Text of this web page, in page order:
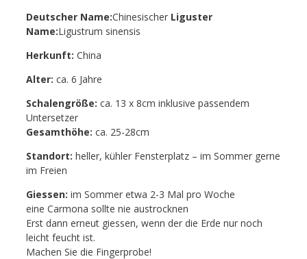
Deutscher Name:Chinesischer Liguster
Name:Ligustrum sinensis
Herkunft: China
Alter: ca. 6 Jahre
Schalengröße: ca. 13 x 8cm inklusive passendem
Untersetzer
Gesamthöhe: ca. 25-28cm
Standort: heller, kühler Fensterplatz – im Sommer gerne
im Freien
Giessen: im Sommer etwa 2-3 Mal pro Woche
eine Carmona sollte nie austrocknen
Erst dann erneut giessen, wenn der die Erde nur noch
leicht feucht ist.
Machen Sie die Fingerprobe!